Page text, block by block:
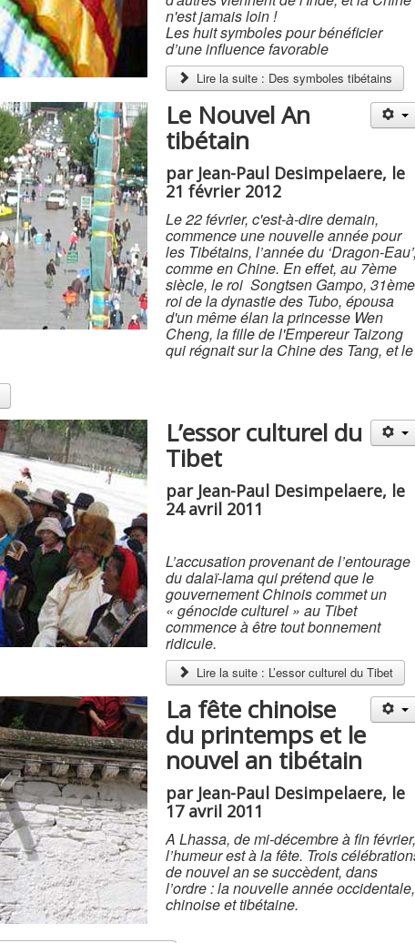
n'est jamais loin !
Les huit symboles pour bénéficier
d’une influence favorable
Lire la suite : Des symboles tibétains
Le Nouvel An
tibétain
par Jean-Paul Desimpelaere, le
21 février 2012
Le 22 février, c'est-à-dire demain,
commence une nouvelle année pour
les Tibétains, l’année du ‘Dragon-
comme en Chine. En effet, au 7ème
siècle, le roi Songtsen Gampo, 31ème
roi de la dynastie des Tubo, épousa
d'un même élan la princesse Wen
Cheng, la fille de l'Empereur Taizong
qui régnait sur la Chine des Tang, et le
L’essor culturel du
Tibet
par Jean-Paul Desimpelaere, le
24 avril 2011
L’accusation provenant de l’entourage
du dalaï-lama qui prétend que le
gouvernement Chinois commet un
« génocide culturel » au Tibet
commence à être tout bonnement
ridicule.
Lire la suite : L’essor culturel du Tibet
La fête chinoise
du printemps et le
nouvel an tibétain
par Jean-Paul Desimpelaere, le
17 avril 2011
A Lhassa, de mi-décembre à fin février,
l’humeur est à la fête. Trois
de nouvel an se succèdent, dans
l’ordre : la nouvelle année occidentale,
chinoise et tibétaine.